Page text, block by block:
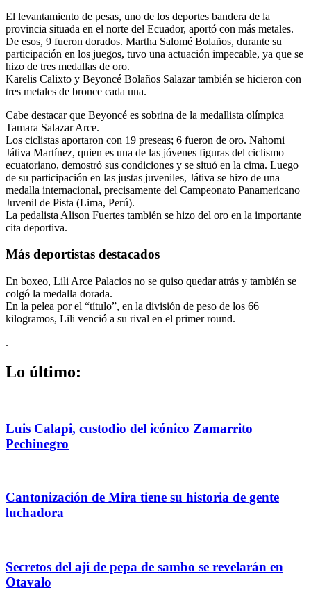
El levantamiento de pesas, uno de los deportes bandera de la
provincia situada en el norte del Ecuador, aportó con más metales.
De esos, 9 fueron dorados. Martha Salomé Bolaños, durante su
participación en los juegos, tuvo una actuación impecable, ya que se
hizo de tres medallas de oro.
Karelis Calixto y Beyoncé Bolaños Salazar también se hicieron con
tres metales de bronce cada una.
Cabe destacar que Beyoncé es sobrina de la medallista olímpica
Tamara Salazar Arce.
Los ciclistas aportaron con 19 preseas; 6 fueron de oro. Nahomi
Játiva Martínez, quien es una de las jóvenes figuras del ciclismo
ecuatoriano, demostró sus condiciones y se situó en la cima. Luego
de su participación en las justas juveniles, Játiva se hizo de una
medalla internacional, precisamente del Campeonato Panamericano
Juvenil de Pista (Lima, Perú).
La pedalista Alison Fuertes también se hizo del oro en la importante
cita deportiva.
Más deportistas destacados
En boxeo, Lili Arce Palacios no se quiso quedar atrás y también se
colgó la medalla dorada.
En la pelea por el “título”, en la división de peso de los 66
kilogramos, Lili venció a su rival en el primer round.
.
Lo último:
Luis Calapi, custodio del icónico Zamarrito
Pechinegro
Cantonización de Mira tiene su historia de gente
luchadora
Secretos del ají de pepa de sambo se revelarán en
Otavalo